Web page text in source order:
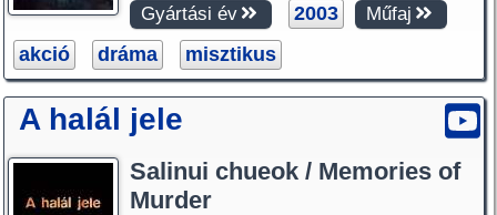
Gyártási év 2003 Műfaj
akció dráma misztikus
A halál jele
Salinui chueok / Memories of
Murder